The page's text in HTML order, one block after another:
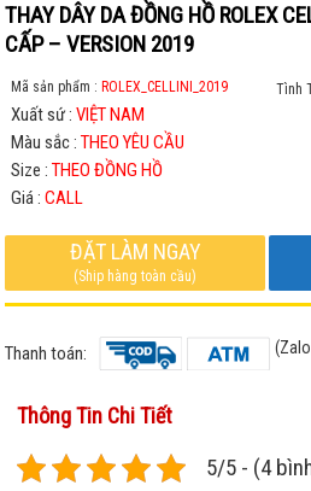
THAY DÂY DA ĐỒNG HỒ ROLEX
CẤP – VERSION 2019
Mã sản phẩm : ROLEX_CELLINI_2019 Tình
Xuất sứ : VIỆT NAM
Màu sắc : THEO YÊU CẦU
Size : THEO ĐỒNG HỒ
Giá : CALL
ĐẶT LÀM NGAY
(Ship hàng toàn cầu)
Thanh toán:
Thông Tin Chi Tiết
5/5 - (4